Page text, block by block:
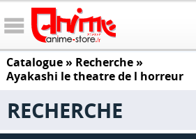
Catalogue» Recherche »
Ayakashi le theatre de l horreur
RECHERCHE